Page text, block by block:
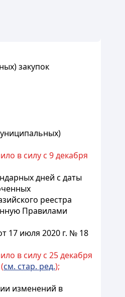
закупок
в силу с 9 декабря
дней с даты
реестра
Правилами
17 июля 2020 г. № 18
в силу с 25 декабря
см. стар. ред.);
изменений в